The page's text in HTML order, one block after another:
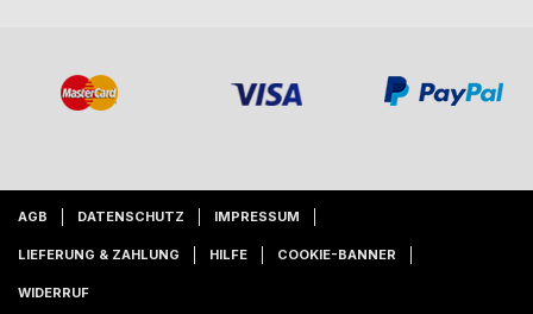
AGB DATENSCHUTZ IMPRESSUM
LIEFERUNG & ZAHLUNG HILFE COOKIE-BANNER
WIDERRUF